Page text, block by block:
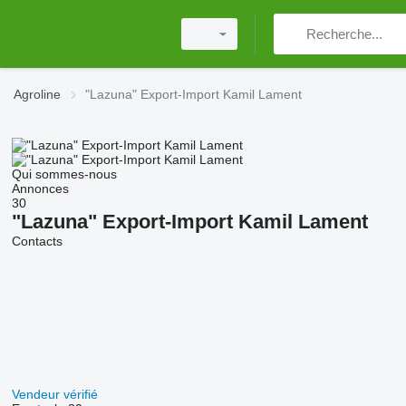
Agroline "Lazuna" Export-Import Kamil Lament
Qui sommes-nous
Annonces
30
"Lazuna" Export-Import Kamil Lament
Contacts
Vendeur vérifié